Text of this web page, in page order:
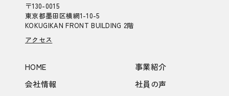
〒130-0015
東京都墨田区横網1-10-5
KOKUGIKAN FRONT BUILDING 2階
アクセス
HOME
会社情報
事業紹介
社員の声